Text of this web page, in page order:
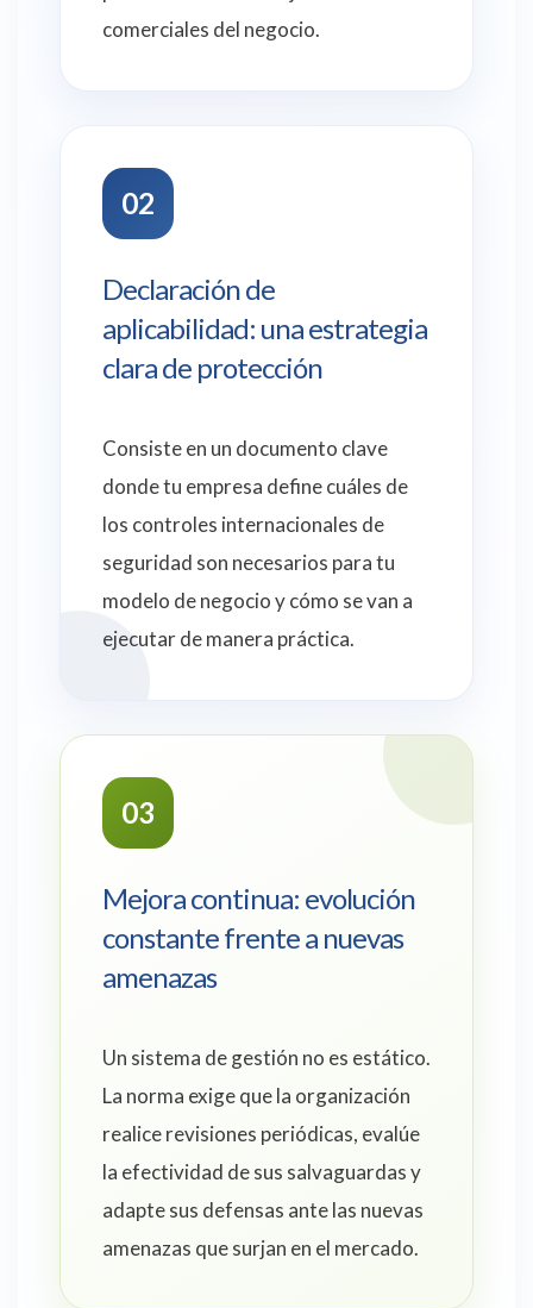
comerciales del negocio.
02
Declaración de
aplicabilidad: una estrategia
clara de protección
Consiste en un documento clave
donde tu empresa define cuáles de
los controles internacionales de
seguridad son necesarios para tu
modelo de negocio y cómo se van a
ejecutar de manera práctica.
03
Mejora continua: evolución
constante frente a nuevas
amenazas
Un sistema de gestión no es estático.
La norma exige que la organización
realice revisiones periódicas, evalúe
la efectividad de sus salvaguardas y
adapte sus defensas ante las nuevas
amenazas que surjan en el mercado.